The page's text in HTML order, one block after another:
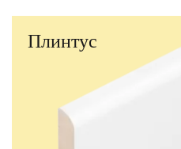
Плинтус